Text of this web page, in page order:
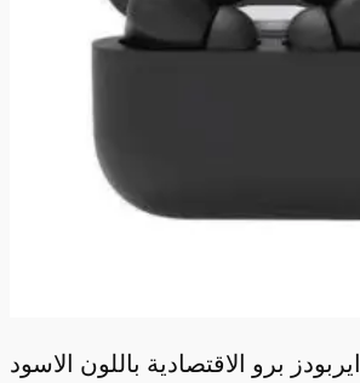
ايربودز برو الاقتصادية باللون الاسود